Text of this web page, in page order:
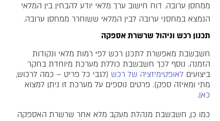
ממחסן ערובה. דוח חישוב ערך מלאי יודע להבחין בין המלאי
הנמצא במחסני ערובה לבין המלאי ששוחרר ממחסן ערובה.
תכנון רכש וניהול שרשרת אספקה
חשבשבת מאפשרת לתכנן רכש לפי רמות מלאי ונקודות
הזמנה. נוסף לכך חשבשבת כוללת מערכת מיוחדת בחקר
ביצועים לאופטימיזציה של רכש (לגבי כל פריט – כמה לרכוש,
מתי ומאיזה ספק). פרטים נוספים על מערכת זו ניתן למצוא
כאן.
כמו כן, חשבשבת מנהלת מעקב מלא אחר שרשרת האספקה